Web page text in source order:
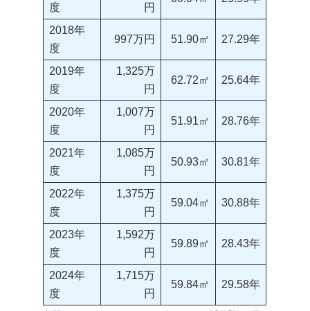
度
円
2018年
度
997万円 51.90㎡ 27.29年
2019年
度
1,325万
円
62.72㎡ 25.64年
2020年
度
1,007万
円
51.91㎡ 28.76年
2021年
度
1,085万
円
50.93㎡ 30.81年
2022年
度
1,375万
円
59.04㎡ 30.88年
2023年
度
1,592万
円
59.89㎡ 28.43年
2024年
度
1,715万
円
59.84㎡ 29.58年